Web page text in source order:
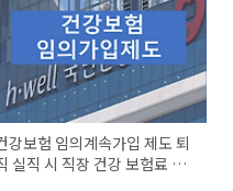
강보험 임의계속가입 제도 퇴
실직 시 직장 건강 보험료 유